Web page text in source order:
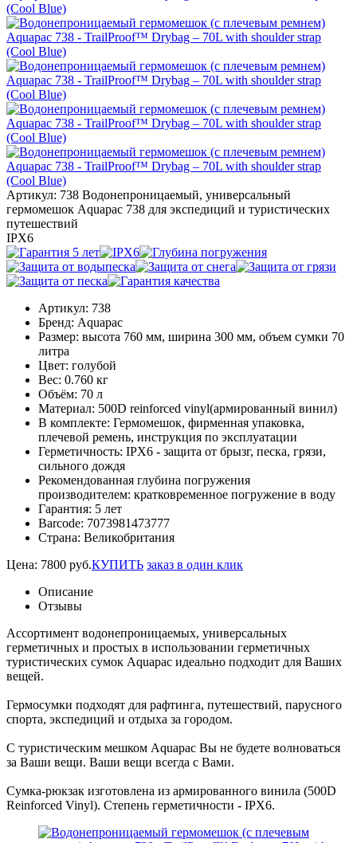
Артикул: 738 Водонепроницаемый, универсальный
гермомешок Aquapac 738 для экспедиций и туристических
путешествий
IPX6
Артикул: 738
Бренд: Aquapac
Размер: высота 760 мм, ширина 300 мм, объем сумки 70
литра
Цвет: голубой
Вес: 0.760 кг
Объём: 70 л
Материал: 500D reinforced vinyl(армированный винил)
В комплекте: Гермомешок, фирменная упаковка,
плечевой ремень, инструкция по эксплуатации
Герметичность: IPX6 - защита от брызг, песка, грязи,
сильного дождя
Рекомендованная глубина погружения
производителем: кратковременное погружение в воду
Гарантия: 5 лет
Barcode: 7073981473777
Страна: Великобритания
Цена: 7800 руб.КУПИТЬ заказ в один клик
Описание
Отзывы
Ассортимент водонепроницаемых, универсальных
герметичных и простых в использовании герметичных
туристических сумок Aquapac идеально подходит для Ваших
вещей.
Гермосумки подходят для рафтинга, путешествий, парусного
спорта, экспедиций и отдыха за городом.
С туристическим мешком Aquapac Вы не будете волноваться
за Ваши вещи. Ваши вещи всегда с Вами.
Сумка-рюкзак изготовлена из армированного винила (500D
Reinforced Vinyl). Степень герметичности - IPX6.